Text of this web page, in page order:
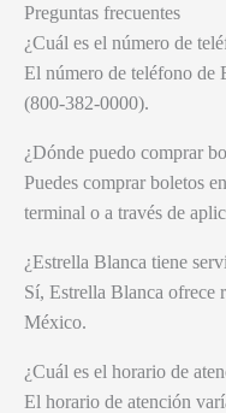
Preguntas frecuentes
¿Cuál es el número de
El número de teléfono de
(800-382-0000).
¿Dónde puedo comprar
Puedes comprar boletos
terminal o a través de
¿Estrella Blanca tiene
Sí, Estrella Blanca ofrece
México.
¿Cuál es el horario de
El horario de atención